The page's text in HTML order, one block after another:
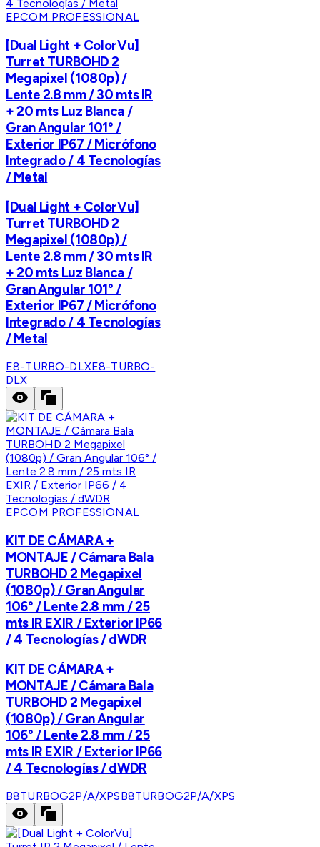
EPCOM PROFESSIONAL
[Dual Light + ColorVu]
Turret TURBOHD 2
Megapixel (1080p) /
Lente 2.8 mm / 30 mts IR
+ 20 mts Luz Blanca /
Gran Angular 101° /
Exterior IP67 / Micrófono
Integrado / 4 Tecnologías
/ Metal
[Dual Light + ColorVu]
Turret TURBOHD 2
Megapixel (1080p) /
Lente 2.8 mm / 30 mts IR
+ 20 mts Luz Blanca /
Gran Angular 101° /
Exterior IP67 / Micrófono
Integrado / 4 Tecnologías
/ Metal
E8-TURBO-DLXE8-TURBO-
DLX
EPCOM PROFESSIONAL
KIT DE CÁMARA +
MONTAJE / Cámara Bala
TURBOHD 2 Megapixel
(1080p) / Gran Angular
106° / Lente 2.8 mm / 25
mts IR EXIR / Exterior IP66
/ 4 Tecnologías / dWDR
KIT DE CÁMARA +
MONTAJE / Cámara Bala
TURBOHD 2 Megapixel
(1080p) / Gran Angular
106° / Lente 2.8 mm / 25
mts IR EXIR / Exterior IP66
/ 4 Tecnologías / dWDR
B8TURBOG2P/A/XPSB8TURBOG2P/A/XPS